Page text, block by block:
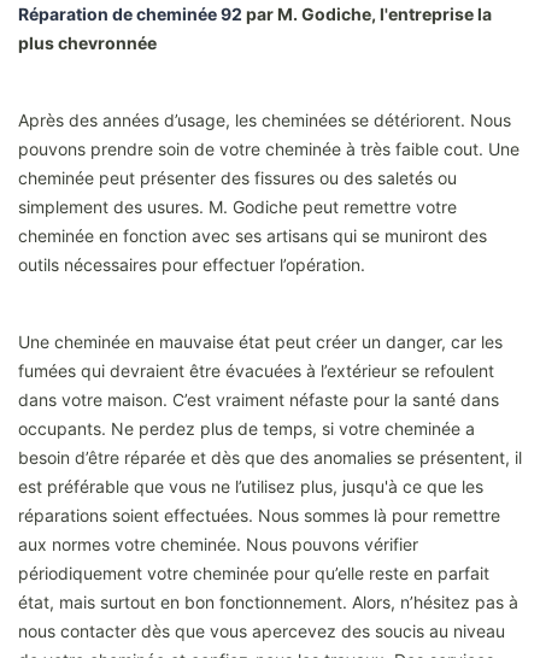
Réparation de cheminée 92 par M. Godiche, l'entreprise la
plus chevronnée
Après des années d’usage, les cheminées se détériorent. Nous
pouvons prendre soin de votre cheminée à très faible cout. Une
cheminée peut présenter des fissures ou des saletés ou
simplement des usures. M. Godiche peut remettre votre
cheminée en fonction avec ses artisans qui se muniront des
outils nécessaires pour effectuer l’opération.
Une cheminée en mauvaise état peut créer un danger, car les
fumées qui devraient être évacuées à l’extérieur se refoulent
dans votre maison. C’est vraiment néfaste pour la santé dans
occupants. Ne perdez plus de temps, si votre cheminée a
besoin d’être réparée et dès que des anomalies se présentent, il
est préférable que vous ne l’utilisez plus, jusqu'à ce que les
réparations soient effectuées. Nous sommes là pour remettre
aux normes votre cheminée. Nous pouvons vérifier
périodiquement votre cheminée pour qu’elle reste en parfait
état, mais surtout en bon fonctionnement. Alors, n’hésitez pas à
nous contacter dès que vous apercevez des soucis au niveau